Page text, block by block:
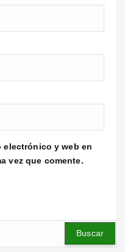
electrónico y web en
vez que comente.